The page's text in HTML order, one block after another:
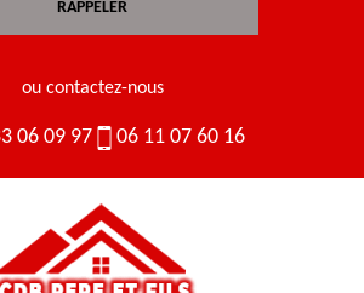
ou contactez-nous
06 09 97 06 11 07 60 16